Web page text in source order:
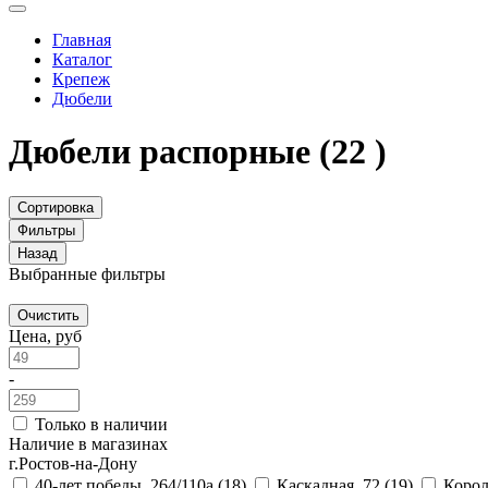
Главная
Каталог
Крепеж
Дюбели
Дюбели распорные (22 )
Сортировка
Фильтры
Назад
Выбранные фильтры
Очистить
Цена, руб
-
Только в наличии
Наличие в магазинах
г.Ростов-на-Дону